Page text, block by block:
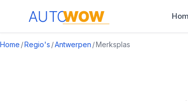
Home /Regio's /Antwerpen /Merksplas